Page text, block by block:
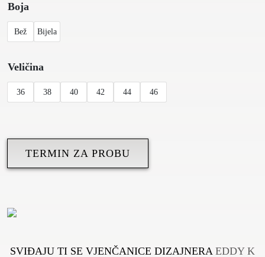
Boja
Bež Bijela
Veličina
36 38 40 42 44 46
TERMIN ZA PROBU
SVIĐAJU TI SE VJENČANICE DIZAJNERA EDDY K